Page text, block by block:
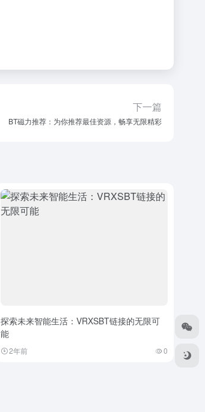
下一篇
BT磁力推荐：为你推荐最佳资源，畅享无限精彩
探索未来智能生活：VRXSBT链接的无限可
能
2年前 0